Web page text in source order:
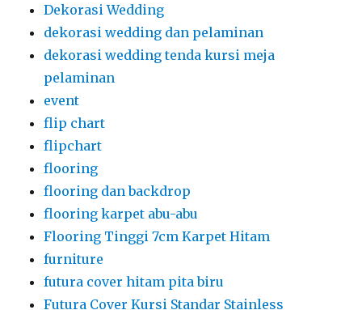
Dekorasi Wedding
dekorasi wedding dan pelaminan
dekorasi wedding tenda kursi meja
pelaminan
event
flip chart
flipchart
flooring
flooring dan backdrop
flooring karpet abu-abu
Flooring Tinggi 7cm Karpet Hitam
furniture
futura cover hitam pita biru
Futura Cover Kursi Standar Stainless